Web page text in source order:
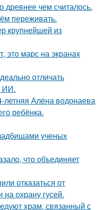
древнее чем считалось.
переживать.
крупнейшей из
это марс на экранах
отличать
ИИ.
летняя Алёна водонаева
ребёнка.
ученых
что объединяет
отказаться от
охрану гусей.
храм, связанный с